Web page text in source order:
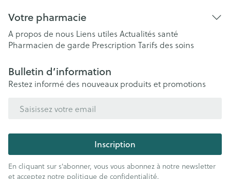
Votre pharmacie
A propos de nous Liens utiles Actualités santé
Pharmacien de garde Prescription Tarifs des soins
Bulletin d’information
Restez informé des nouveaux produits et promotions
Inscription
En cliquant sur s'abonner, vous vous abonnez à notre newsletter
et acceptez notre politique de confidentialité.